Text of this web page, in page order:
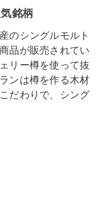
銘柄
のシングルモルト
品が販売されてい
リー樽を使って抜
ンは樽を作る木材
だわりで、シング